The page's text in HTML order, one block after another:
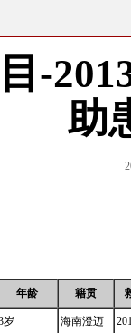
-
助
年龄 籍贯
岁 海南澄迈